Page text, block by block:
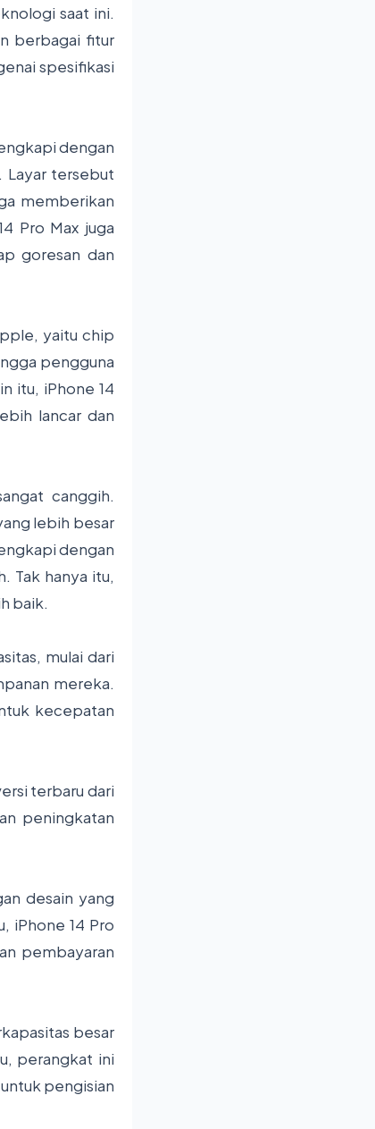
saat ini.
berbagai fitur
spesifikasi
dengan
Layar tersebut
memberikan
Pro Max juga
goresan dan
yaitu chip
pengguna
itu, iPhone 14
lancar dan
canggih.
lebih besar
dengan
Tak hanya itu,
baik.
mulai dari
mereka.
kecepatan
terbaru dari
peningkatan
desain yang
iPhone 14 Pro
pembayaran
besar
perangkat ini
pengisian